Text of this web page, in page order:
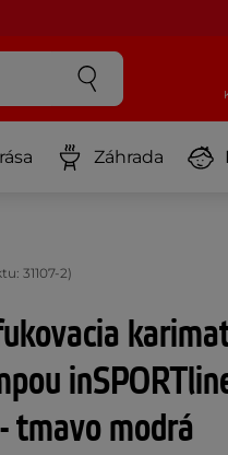
Záhrada
31107-2)
tmavo modrá